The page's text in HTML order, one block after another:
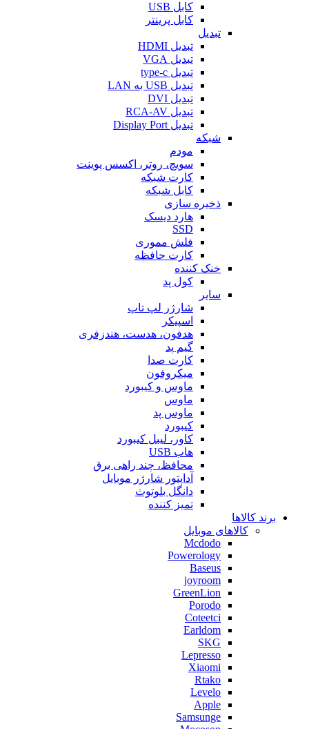
کابل USB
کابل پرینتر
تبدیل
تبدیل HDMI
تبدیل VGA
تبدیل type-c
تبدیل USB به LAN
تبدیل DVI
تبدیل RCA-AV
تبدیل Display Port
شبکه
مودم
سویچ، روتر، اکسس پوینت
کارت شبکه
کابل شبکه
ذخیره سازی
هارد دیسک
SSD
فلش مموری
کارت حافظه
خنک کننده
کول پد
سایر
شارژر لپ تاپ
اسپیکر
هدفون، هدست، هندزفری
گیم پد
کارت صدا
میکروفون
ماوس و کیبورد
ماوس
ماوس پد
کیبورد
کاور، لیبل کیبورد
هاب USB
محافظ، چند راهی برق
آداپتور شارژر موبایل
دانگل بلوتوث
تمیز کننده
برند کالاها
کالاهای موبایل
Mcdodo
Powerology
Baseus
joyroom
GreenLion
Porodo
Coteetci
Earldom
SKG
Lepresso
Xiaomi
Rtako
Levelo
Apple
Samsunge